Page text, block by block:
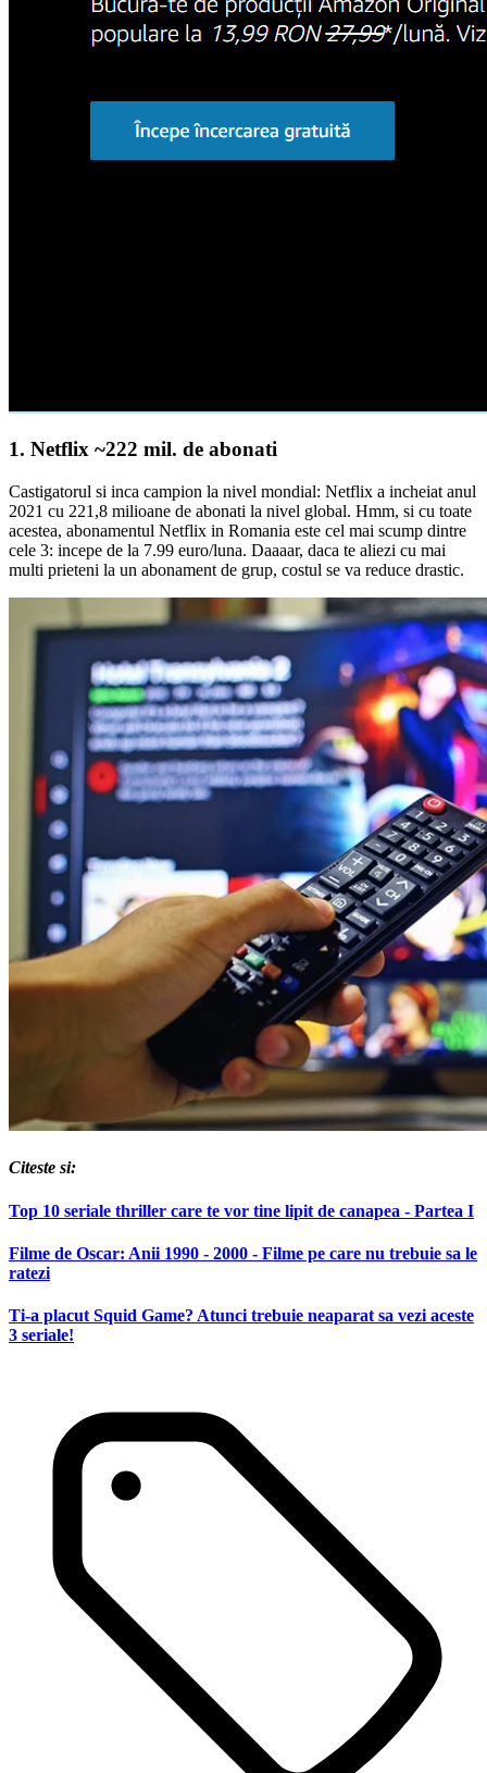
1. Netflix ~222 mil. de abonati
Castigatorul si inca campion la nivel mondial: Netflix a incheiat anul
2021 cu 221,8 milioane de abonati la nivel global. Hmm, si cu toate
acestea, abonamentul Netflix in Romania este cel mai scump dintre
cele 3: incepe de la 7.99 euro/luna. Daaaar, daca te aliezi cu mai
multi prieteni la un abonament de grup, costul se va reduce drastic.
Citeste si:
Top 10 seriale thriller care te vor tine lipit de canapea - Partea I
Filme de Oscar: Anii 1990 - 2000 - Filme pe care nu trebuie sa le
ratezi
Ti-a placut Squid Game? Atunci trebuie neaparat sa vezi aceste
3 seriale!